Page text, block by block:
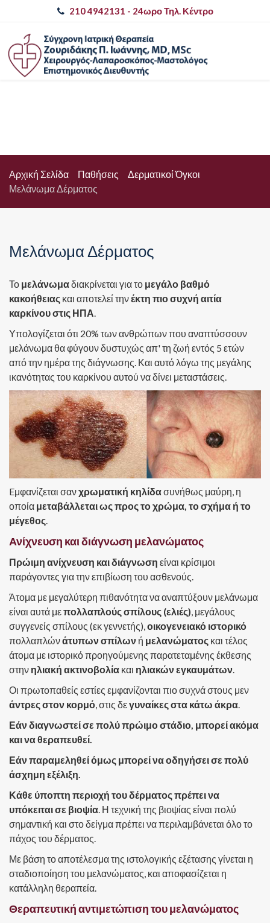
210 4942131 - 24ωρο Τηλ. Κέντρο
Αρχική Σελίδα Παθήσεις
Δερματικοί Όγκοι
Μελάνωμα Δέρματος
Μελάνωμα Δέρματος
Το μελάνωμαδιακρίνεται για το μεγάλο βαθμό
κακοήθειας και αποτελεί τηνέκτη πιο συχνή αιτία
καρκίνου στις ΗΠΑ.
Υπολογίζεται ότι 20% των ανθρώπων που αναπτύσσουν
μελάνωμα θα φύγουν δυστυχώς απ' τη ζωή εντός 5 ετών
από την ημέρα της διάγνωσης. Και αυτό λόγω της μεγάλης
ικανότητας του καρκίνου αυτού να δίνει μεταστάσεις.
Eμφανίζεται σανχρωματική κηλίδασυνήθως μαύρη, η
οποία μεταβάλλεται ως προς το χρώμα, το σχήμα ή το
μέγεθος.
Ανίχνευση και διάγνωση μελανώματος
Πρώιμη ανίχνευση και διάγνωση είναι κρίσιμοι
παράγοντες για την επιβίωση του ασθενούς.
Άτομα με μεγαλύτερη πιθανότητα να αναπτύξουν μελάνωμα
είναι αυτά μεπολλαπλούς σπίλους (ελιές), μεγάλους
συγγενείς σπίλους (εκ γεννετής),οικογενειακό ιστορικό
πολλαπλώνάτυπων σπίλων ή μελανώματος και τέλος
άτομα με ιστορικό προηγούμενης παρατεταμένης έκθεσης
στην ηλιακή ακτινοβολία και ηλιακών εγκαυμάτων.
Οι πρωτοπαθείς εστίες εμφανίζονται πιο συχνά στους μεν
άντρες στον κορμό, στις δεγυναίκες στα κάτω άκρα.
Εάν διαγνωστεί σε πολύ πρώιμο στάδιο, μπορεί ακόμα
και να θεραπευθεί.
Εάν παραμεληθεί όμως μπορεί να οδηγήσει σε πολύ
άσχημη εξέλιξη.
Κάθε ύποπτη περιοχή του δέρματος πρέπει να
υπόκειται σε βιοψία. Η τεχνική της βιοψίας είναι πολύ
σημαντική και στο δείγμα πρέπει να περιλαμβάνεται όλο το
πάχος του δέρματος.
Με βάση το αποτέλεσμα της ιστολογικής εξέτασης γίνεται η
σταδιοποίηση του μελανώματος, και αποφασίζεται η
κατάλληλη θεραπεία.
Θεραπευτική αντιμετώπιση του μελανώματος